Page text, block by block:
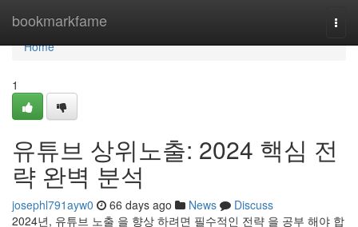
bookmarkfame
Home
Home
1
유튜브 상위노출: 2024 핵심 전
략 완벽 분석
josephl791ayw0 66 days ago News
Discuss
2024년, 유튜브 노출 을 향상 하려면 필수적인 전략 을 공부 해야 합